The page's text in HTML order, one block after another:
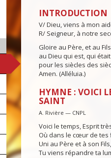
INTRODUCTION
V/ Dieu, viens à mon
R/ Seigneur, à notre
Gloire au Père, et au
au Dieu qui est, qui
pour les siècles des
Amen. (Alléluia.)
HYMNE : VOICI
SAINT
A. Rivière — CNPL
Voici le temps, Esprit
Où dans le cœur de tes
Uni au Père et à son Fils,
Tu viens répandre ta